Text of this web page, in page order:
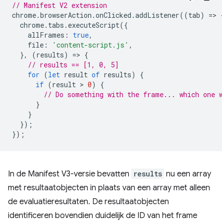
// Manifest V2 extension
chrome.browserAction .onClicked .addListener((tab) =>
chrome. tabs . executeScript({
allFrames : true,
file : 'content-script.js' ,
},
(results) => {
// results == [1, 0, 5]
for (let result of results)
{
if (result > 0)
{
// Do something with the frame... which one
}
}
});
});
In de Manifest V3-versie bevatten results nu een array
met resultaatobjecten in plaats van een array met alleen
de evaluatieresultaten. De resultaatobjecten
identificeren bovendien duidelijk de ID van het frame